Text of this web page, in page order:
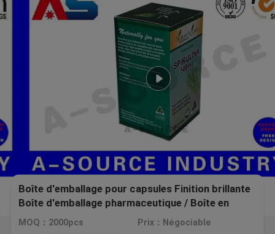
Boîte d'emballage pour capsules Finition brillante
Boîte d'emballage pharmaceutique / Boîte en
papier médicamenteux pour flacon de pilule
MOQ：2000pcs Prix：Négociable